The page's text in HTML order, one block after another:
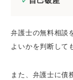
弁護士の無料相談
よいかを判断して
また、弁護士に債